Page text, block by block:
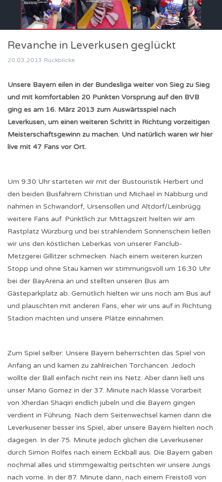
Revanche in Leverkusen geglückt
20.03.2013 Rückblicke
Unsere Bayern eilen in der Bundesliga weiter von Sieg zu Sieg
und mit komfortablen 20 Punkten Vorsprung auf den BVB
ging es am 16. März 2013 zum Auswärtsspiel nach
Leverkusen, um einen weiteren Schritt in Richtung vorzeitigen
Meisterschaftsgewinn zu machen. Und natürlich waren wir hier
live mit 47 Fans vor Ort.
Um 9:30 Uhr starteten wir mit der Bustouristik Herbert und
den beiden Busfahrern Christian und Michael in Nabburg und
nahmen in Schwandorf, Ursensollen und Altdorf/Leinbrügg
weitere Fans auf. Pünktlich zur Mittagszeit hielten wir am
Rastplatz Würzburg und bei strahlendem Sonnenschein ließen
wir uns den köstlichen Leberkas von unserer Fanclub-
Metzgerei Gillitzer schmecken. Nach einem weiteren kurzen
Stopp und ohne Stau kamen wir stimmungsvoll um 16:30 Uhr
bei der BayArena an und stellten unseren Bus am
Gästeparkplatz ab. Gemütlich hielten wir uns noch am Bus auf
und plauschten mit anderen Fans, eher wir uns auf in Richtung
Stadion machten und unsere Plätze einnahmen.
Zum Spiel selber: Unsere Bayern beherrschten das Spiel von
Anfang an und kamen zu zahlreichen Torchancen. Jedoch
wollte der Ball einfach nicht rein ins Netz. Aber dann ließ uns
unser Mario Gomez in der 37. Minute nach klasse Vorarbeit
von Xherdan Shaqiri endlich jubeln und die Bayern gingen
verdient in Führung. Nach dem Seitenwechsel kamen dann die
Leverkusener besser ins Spiel, aber unsere Bayern hielten noch
dagegen. In der 75. Minute jedoch glichen die Leverkusener
durch Simon Rolfes nach einem Eckball aus. Die Bayern gaben
nochmal alles und stimmgewaltig peitschten wir unsere Jungs
nach vorne. In der 87. Minute dann, nach einem Freistoß von